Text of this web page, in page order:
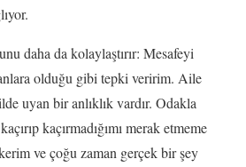
daha da kolaylaştırır: Mesafeyi
olduğu gibi tepki veririm. Aile
uyan bir anlıklık vardır. Odakla
kaçırmadığımı merak etmeme
ve çoğu zaman gerçek bir şey